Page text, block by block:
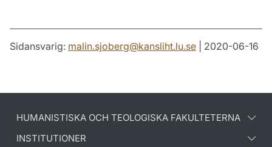
Sidansvarig: malin.sjoberg@kansliht.lu.se | 2020-06-16
HUMANISTISKA OCH TEOLOGISKA FAKULTETERNA
INSTITUTIONER